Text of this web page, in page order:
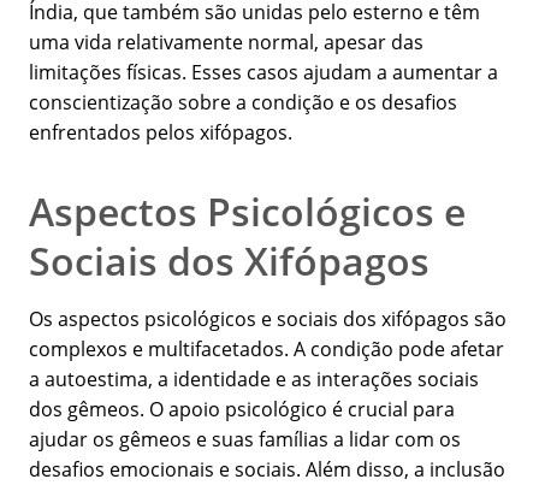
Índia, que também são unidas pelo esterno e têm
uma vida relativamente normal, apesar das
limitações físicas. Esses casos ajudam a aumentar a
conscientização sobre a condição e os desafios
enfrentados pelos xifópagos.
Aspectos Psicológicos e
Sociais dos Xifópagos
Os aspectos psicológicos e sociais dos xifópagos são
complexos e multifacetados. A condição pode afetar
a autoestima, a identidade e as interações sociais
dos gêmeos. O apoio psicológico é crucial para
ajudar os gêmeos e suas famílias a lidar com os
desafios emocionais e sociais. Além disso, a inclusão